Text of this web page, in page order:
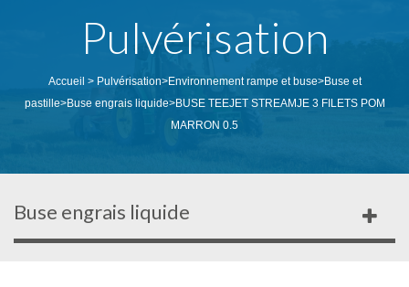
Pulvérisation
Accueil > Pulvérisation>Environnement rampe et buse>Buse et
pastille>Buse engrais liquide>BUSE TEEJET STREAMJE 3 FILETS POM
MARRON 0.5
Buse engrais liquide